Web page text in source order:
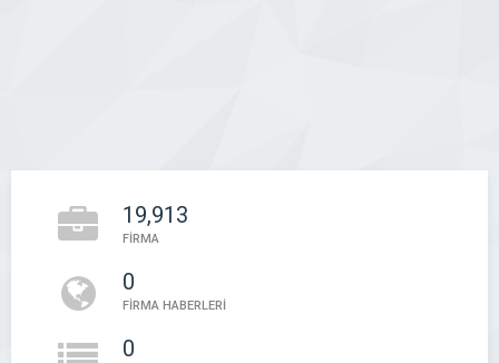
19,913
FİRMA
0
FİRMA HABERLERİ
0